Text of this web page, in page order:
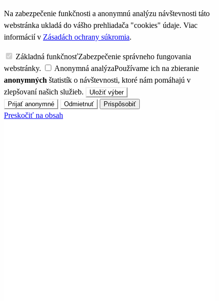
Na zabezpečenie funkčnosti a anonymnú analýzu návštevnosti táto
webstránka ukladá do vášho prehliadača "cookies" údaje. Viac
informácií v Zásadách ochrany súkromia.
Základná funkčnosťZabezpečenie správneho fungovania
webstránky.
Anonymná analýzaPoužívame ich na zbieranie
anonymných štatistík o návštevnosti, ktoré nám pomáhajú v
zlepšovaní našich služieb.
Uložiť výber
Prijať anonymné
Odmietnuť Prispôsobiť
Preskočiť na obsah